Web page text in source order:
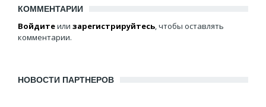
КОММЕНТАРИИ
Войдитеили зарегистрируйтесь, чтобы оставлять
комментарии.
НОВОСТИ ПАРТНЕРОВ